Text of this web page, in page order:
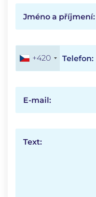
Jméno a příjmení:
Telefon:
+420
E-mail:
Text: